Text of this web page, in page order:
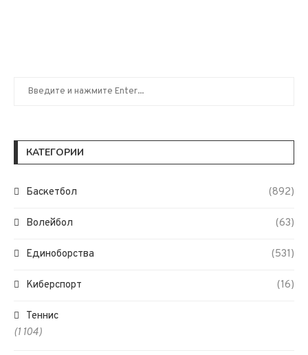
КАТЕГОРИИ
Баскетбол (892)
Волейбол (63)
Единоборства (531)
Киберспорт (16)
Теннис
(1 104)